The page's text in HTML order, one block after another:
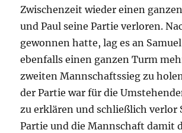
Zwischenzeit wieder einen
und Paul seine Partie verloren.
gewonnen hatte, lag es an
ebenfalls einen ganzen Turm
zweiten Mannschaftssieg zu
der Partie war für die
zu erklären und schließlich verlor
Partie und die Mannschaft damit